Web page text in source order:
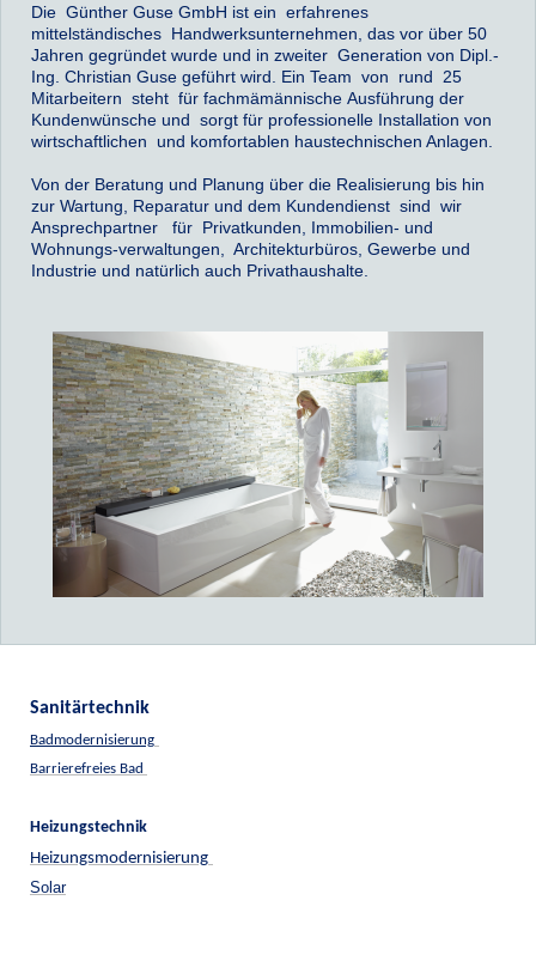
Die Günther Guse GmbH ist ein erfahrenes
mittelständisches Handwerksunternehmen, das vor über 50
Jahren gegründet wurde und in zweiter Generation von Dipl.-
Ing. Christian Guse geführt wird.
Ein Team von rund 25
Mitarbeitern steht für fachmämännische Ausführung der
Kundenwünsche und sorgt für professionelle Installation von
wirtschaftlichen und komfortablen haustechnischen Anlagen.
Von der Beratung und Planung über die Realisierung bis hin
zur Wartung, Reparatur und dem Kundendienst sind wir
Ansprechpartner für Privatkunden, Immobilien- und
Wohnungs-verwaltungen, Architekturbüros, Gewerbe und
Industrie und natürlich auch Privathaushalte.
Sanitärtechnik
Badmodernisierung
Barrierefreies Bad
Heizungstechnik
Heizungsmodernisierung
Solar